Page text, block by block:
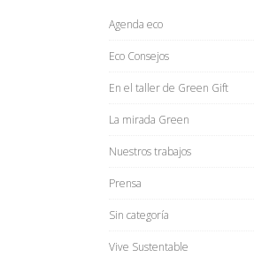
Agenda eco
Eco Consejos
En el taller de Green Gift
La mirada Green
Nuestros trabajos
Prensa
Sin categoría
Vive Sustentable